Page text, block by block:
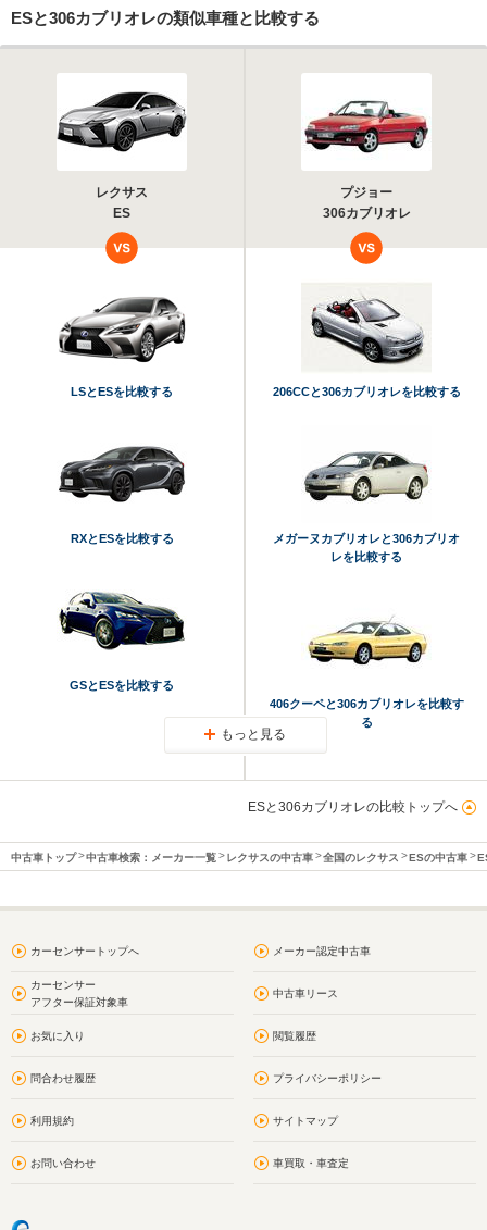
ESと306カブリオレの類似車種と比較する
レクサス
ES
プジョー
306カブリオレ
LSとESを比較する
RXとESを比較する
GSとESを比較する
206CCと306カブリオレを比較する
メガーヌカブリオレと306カブリオ
レを比較する
406クーペと306カブリオレを比較す
る
もっと見る
ESと306カブリオレの比較トップへ
中古車トップ 中古車検索：メーカー一覧 レクサスの中古車 全国のレクサス ESの中古車
カーセンサートップへ メーカー認定中古車
カーセンサー
アフター保証対象車
中古車リース
お気に入り 閲覧履歴
問合わせ履歴 プライバシーポリシー
利用規約 サイトマップ
お問い合わせ 車買取・車査定